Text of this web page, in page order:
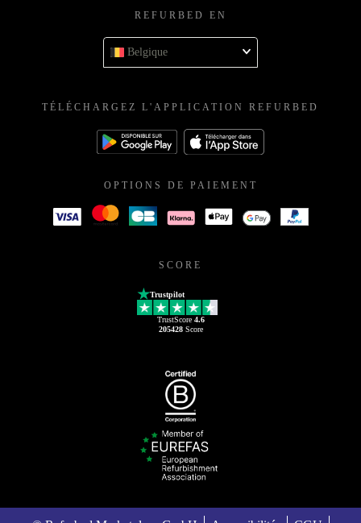
REFURBED EN
Belgique
TÉLÉCHARGEZ L'APPLICATION REFURBED
OPTIONS DE PAIEMENT
SCORE
Trustpilot
TrustScore 4.6
205428Score